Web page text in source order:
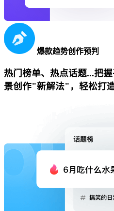
爆款趋势创作预判
热门榜单、热点话题...把
景创作"新解法"，轻松打造